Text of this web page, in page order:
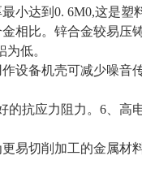
小达到0. 6M0,这是塑
相比。锌合金较易压
低。
设备机壳可减少噪音
的抗应力阻力。6、高
易切削加工的金属材料